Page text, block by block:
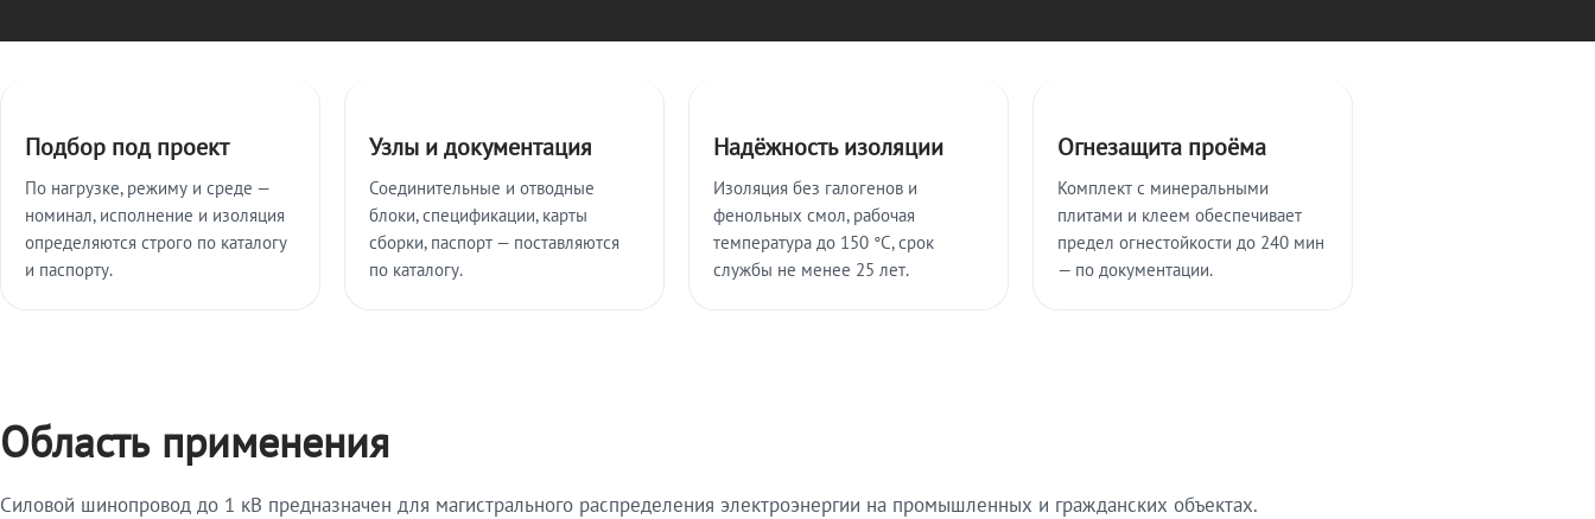
Подбор под проект
По нагрузке, режиму и среде —
номинал, исполнение и изоляция
определяются строго по каталогу
и паспорту.
Узлы и документация
Соединительные и отводные
блоки, спецификации, карты
сборки, паспорт — поставляются
по каталогу.
Надёжность изоляции
Изоляция без галогенов и
фенольных смол, рабочая
температура до 150 °C, срок
службы не менее 25 лет.
Огнезащита проёма
Комплект с минеральными
плитами и клеем обеспечивает
предел огнестойкости до 240 мин
— по документации.
Область применения
Силовой шинопровод до 1 кВ предназначен для магистрального распределения электроэнергии на промышленных и гражданских объектах.